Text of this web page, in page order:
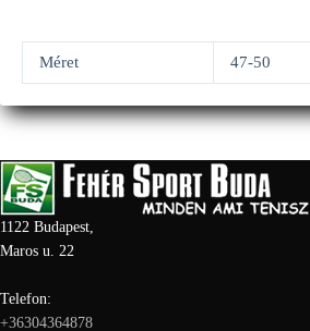
Méret 47-50
1122 Budapest,
Maros u. 22
Telefon:
+36304364878